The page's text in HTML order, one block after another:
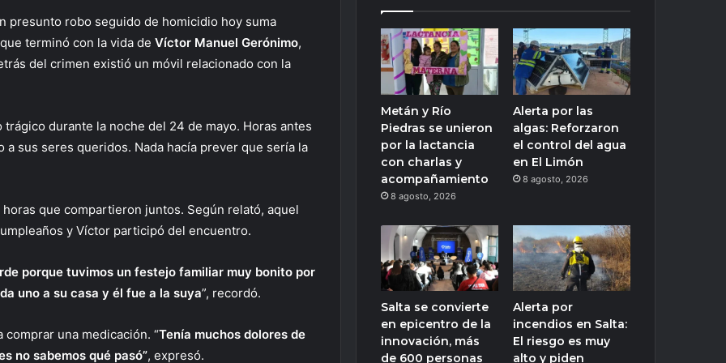
presunto robo seguido de homicidio hoy suma
terminó con la vida de Víctor Manuel Gerónimo,
del crimen existió un móvil relacionado con la
durante la noche del 24 de mayo. Horas antes
sus seres queridos. Nada hacía prever que sería la
que compartieron juntos. Según relató, aquel
y Víctor participó del encuentro.
porque tuvimos un festejo familiar muy bonito por
uno a su casa y él fue a la suya”, recordó.
una medicación. “Tenía muchos dolores de
no sabemos qué pasó”, expresó.
Metán y Río
Piedras se unieron
por la lactancia
con charlas y
acompañamiento
8 agosto, 2026
Alerta por las
algas: Reforzaron
el control del agua
en El Limón
8 agosto, 2026
Salta se convierte
en epicentro de la
innovación, más
de 600 personas
Alerta por
incendios en Salta:
El riesgo es muy
alto y piden